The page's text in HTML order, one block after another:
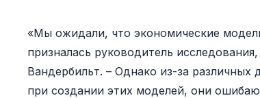
«Мы ожидали, что экономические
призналась руководитель
Вандербильт. – Однако из-за
при создании этих моделей, они